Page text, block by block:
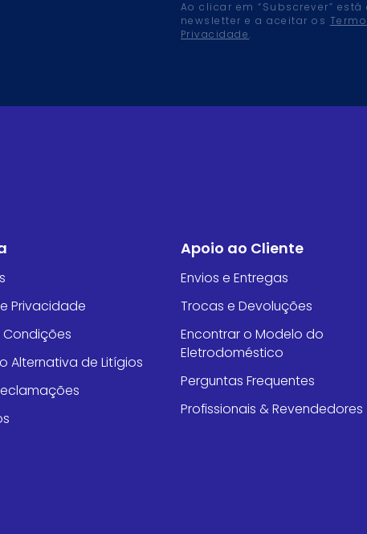
Ao clicar em “Subscrever”
newsletter e a aceitar os
Privacidade.
Privacidade
Condições
Alternativa de Litígios
Apoio ao Cliente
Envios e Entregas
Trocas e Devoluções
Encontrar o Modelo do
Eletrodoméstico
Perguntas Frequentes
Profissionais & Revendedores